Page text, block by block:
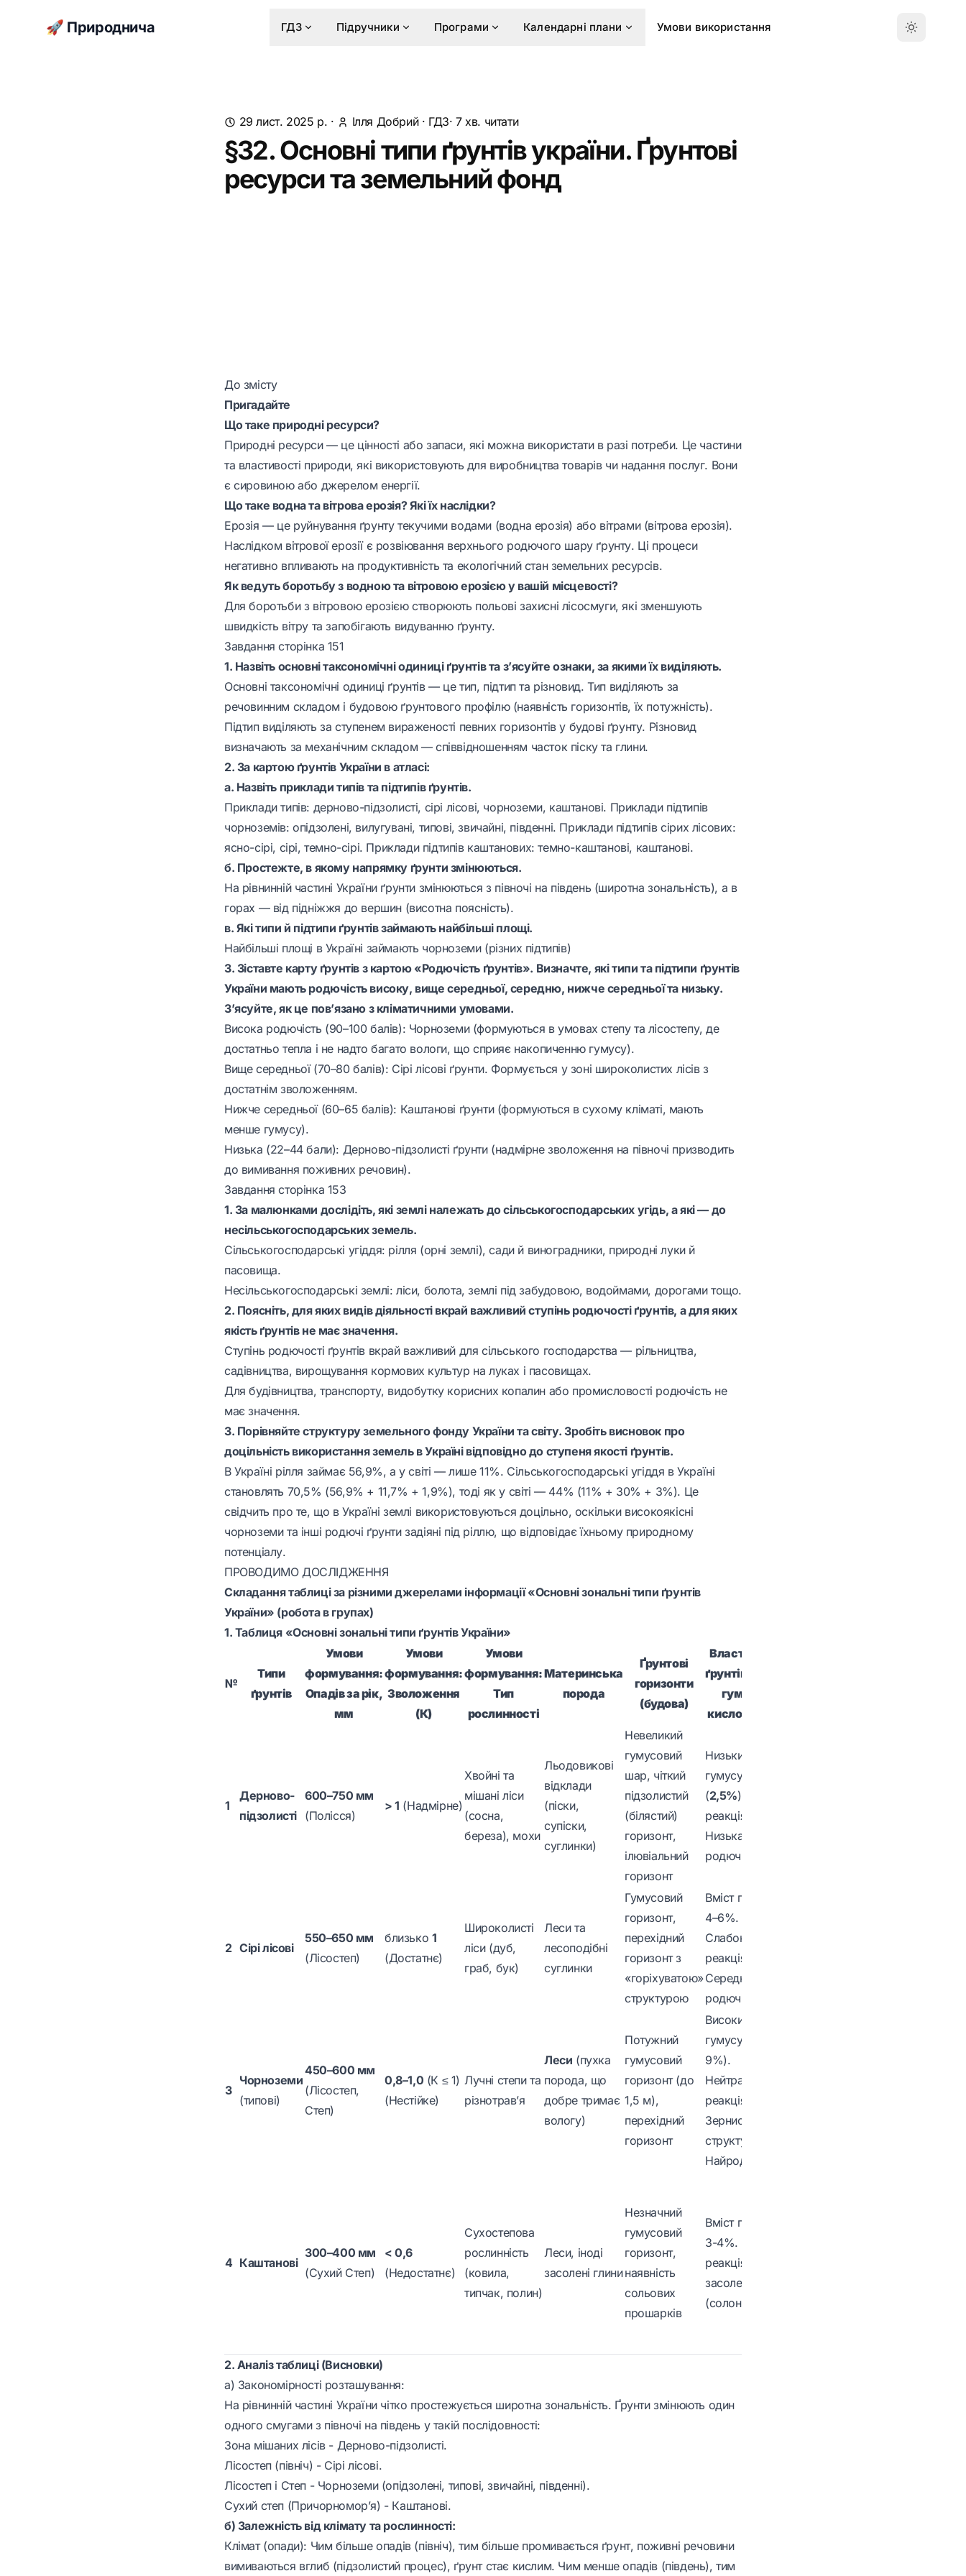
🚀 Природнича ГДЗ Підручники Програми Календарні плани Умови використання
29 лист. 2025 р. · Ілля Добрий· ГДЗ· 7 хв. читати
§32. Основні типи ґрунтів україни. Ґрунтові
ресурси та земельний фонд
До змісту
Пригадайте
Що таке природні ресурси?
Природні ресурси — це цінності або запаси, які можна використати в разі потреби. Це частини
та властивості природи, які використовують для виробництва товарів чи надання послуг. Вони
є сировиною або джерелом енергії.
Що таке водна та вітрова ерозія? Які їх наслідки?
Ерозія — це руйнування ґрунту текучими водами (водна ерозія) або вітрами (вітрова ерозія).
Наслідком вітрової ерозії є розвіювання верхнього родючого шару ґрунту. Ці процеси
негативно впливають на продуктивність та екологічний стан земельних ресурсів.
Як ведуть боротьбу з водною та вітровою ерозією у вашій місцевості?
Для боротьби з вітровою ерозією створюють польові захисні лісосмуги, які зменшують
швидкість вітру та запобігають видуванню ґрунту.
Завдання сторінка 151
1. Назвіть основні таксономічні одиниці ґрунтів та з’ясуйте ознаки, за якими їх виділяють.
Основні таксономічні одиниці ґрунтів — це тип, підтип та різновид. Тип виділяють за
речовинним складом і будовою ґрунтового профілю (наявність горизонтів, їх потужність).
Підтип виділяють за ступенем вираженості певних горизонтів у будові ґрунту. Різновид
визначають за механічним складом — співвідношенням часток піску та глини.
2. За картою ґрунтів України в атласі:
а. Назвіть приклади типів та підтипів ґрунтів.
Приклади типів: дерново-підзолисті, сірі лісові, чорноземи, каштанові. Приклади підтипів
чорноземів: опідзолені, вилугувані, типові, звичайні, південні. Приклади підтипів сірих лісових:
ясно-сірі, сірі, темно-сірі. Приклади підтипів каштанових: темно-каштанові, каштанові.
б. Простежте, в якому напрямку ґрунти змінюються.
На рівнинній частині України ґрунти змінюються з півночі на південь (широтна зональність), а в
горах — від підніжжя до вершин (висотна поясність).
в. Які типи й підтипи ґрунтів займають найбільші площі.
Найбільші площі в Україні займають чорноземи (різних підтипів)
3. Зіставте карту ґрунтів з картою «Родючість ґрунтів». Визначте, які типи та підтипи ґрунтів
України мають родючість високу, вище середньої, середню, нижче середньої та низьку.
З’ясуйте, як це пов’язано з кліматичними умовами.
Висока родючість (90–100 балів): Чорноземи (формуються в умовах степу та лісостепу, де
достатньо тепла і не надто багато вологи, що сприяє накопиченню гумусу).
Вище середньої (70–80 балів): Сірі лісові ґрунти. Формується у зоні широколистих лісів з
достатнім зволоженням.
Нижче середньої (60–65 балів): Каштанові ґрунти (формуються в сухому кліматі, мають
менше гумусу).
Низька (22–44 бали): Дерново-підзолисті ґрунти (надмірне зволоження на півночі призводить
до вимивання поживних речовин).
Завдання сторінка 153
1. За малюнками дослідіть, які землі належать до сільськогосподарських угідь, а які — до
несільськогосподарських земель.
Сільськогосподарські угіддя: рілля (орні землі), сади й виноградники, природні луки й
пасовища.
Несільськогосподарські землі: ліси, болота, землі під забудовою, водоймами, дорогами тощо.
2. Поясніть, для яких видів діяльності вкрай важливий ступінь родючості ґрунтів, а для яких
якість ґрунтів не має значення.
Ступінь родючості ґрунтів вкрай важливий для сільського господарства — рільництва,
садівництва, вирощування кормових культур на луках і пасовищах.
Для будівництва, транспорту, видобутку корисних копалин або промисловості родючість не
має значення.
3. Порівняйте структуру земельного фонду України та світу. Зробіть висновок про
доцільність використання земель в Україні відповідно до ступеня якості ґрунтів.
В Україні рілля займає 56,9%, а у світі — лише 11%. Сільськогосподарські угіддя в Україні
становлять 70,5% (56,9% + 11,7% + 1,9%), тоді як у світі — 44% (11% + 30% + 3%). Це
свідчить про те, що в Україні землі використовуються доцільно, оскільки високоякісні
чорноземи та інші родючі ґрунти задіяні під ріллю, що відповідає їхньому природному
потенціалу.
ПРОВОДИМО ДОСЛІДЖЕННЯ
Складання таблиці за різними джерелами інформації «Основні зональні типи ґрунтів
України» (робота в групах)
1. Таблиця «Основні зональні типи ґрунтів України»
№
Типи
ґрунтів
Умови
формування:
Опадів за рік,
мм
Умови
формування:
Зволоження
(К)
Умови
формування:
Тип
рослинності
Материнська
порода
Ґрунтові
горизонти
(будова)
Властивості
ґрунтів (вміст
гумусу,
кислотність)
1
Дерново-
підзолисті
600–750 мм
(Полісся)
> 1 (Надмірне)
Хвойні та
мішані ліси
(сосна,
береза), мохи
Льодовикові
відклади
(піски,
супіски,
суглинки)
Невеликий
гумусовий
шар, чіткий
підзолистий
(білястий)
горизонт,
ілювіальний
горизонт
Низький вміст
гумусу
(2,5%). Кисла
реакція.
Низька
родючість.
2 Сірі лісові
550–650 мм
(Лісостеп)
близько 1
(Достатнє)
Широколисті
ліси (дуб,
граб, бук)
Леси та
лесоподібні
суглинки
Гумусовий
горизонт,
перехідний
горизонт з
«горіхуватою»
структурою
Вміст гумусу
4–6%.
Слабокисла
реакція.
Середня
родючість.
3
Чорноземи
(типові)
450–600 мм
(Лісостеп,
Степ)
0,8–1,0 (К ≤ 1)
(Нестійке)
Лучні степи та
різнотрав’я
Леси (пухка
порода, що
добре тримає
вологу)
Потужний
гумусовий
горизонт (до
1,5 м),
перехідний
горизонт
Високий вміст
гумусу (4-
9%).
Нейтральна
реакція.
Зерниста
структура.
Найродючіші.
4 Каштанові
300–400 мм
(Сухий Степ)
< 0,6
(Недостатнє)
Сухостепова
рослинність
(ковила,
типчак, полин)
Леси, іноді
засолені глини
Незначний
гумусовий
горизонт,
наявність
сольових
прошарків
Вміст гумусу
3-4%. Лужна
реакція. Часто
засолені
(солонцюваті).
2. Аналіз таблиці (Висновки)
а) Закономірності розташування:
На рівнинній частині України чітко простежується широтна зональність. Ґрунти змінюють один
одного смугами з півночі на південь у такій послідовності:
Зона мішаних лісів - Дерново-підзолисті.
Лісостеп (північ) - Сірі лісові.
Лісостеп і Степ - Чорноземи (опідзолені, типові, звичайні, південні).
Сухий степ (Причорномор’я) - Каштанові.
б) Залежність від клімату та рослинності:
Клімат (опади): Чим більше опадів (північ), тим більше промивається ґрунт, поживні речовини
вимиваються вглиб (підзолистий процес), ґрунт стає кислим. Чим менше опадів (південь), тим